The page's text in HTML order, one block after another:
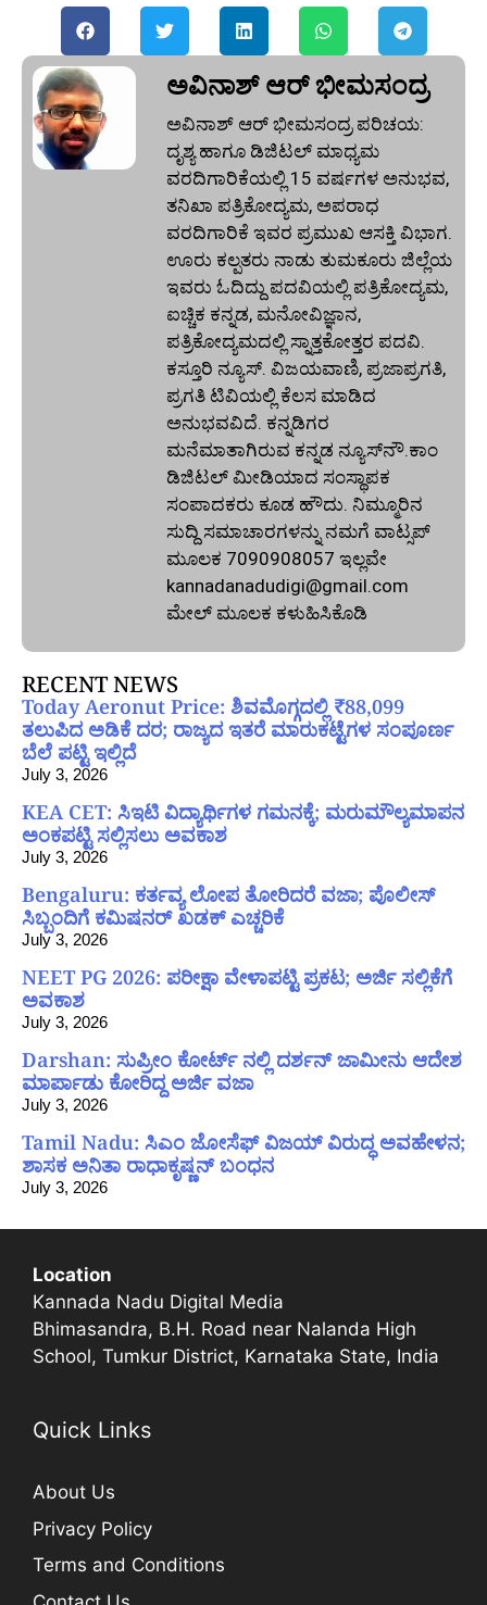
ಅವಿನಾಶ್‌ ಆರ್‌ ಭೀಮಸಂದ್ರ
ಅವಿನಾಶ್‌ ಆರ್‌ ಭೀಮಸಂದ್ರ ಪರಿಚಯ:
ದೃಶ್ಯ ಹಾಗೂ ಡಿಜಿಟಲ್ ಮಾಧ್ಯಮ
ವರದಿಗಾರಿಕೆಯಲ್ಲಿ 15 ವರ್ಷಗಳ ಅನುಭವ,
ತನಿಖಾ ಪತ್ರಿಕೋದ್ಯಮ, ಅಪರಾಧ
ವರದಿಗಾರಿಕೆ ಇವರ ಪ್ರಮುಖ ಆಸಕ್ತಿ ವಿಭಾಗ.
ಊರು ಕಲ್ಪತರು ನಾಡು ತುಮಕೂರು ಜಿಲ್ಲೆಯ
ಇವರು ಓದಿದ್ದು ಪದವಿಯಲ್ಲಿ ಪತ್ರಿಕೋದ್ಯಮ,
ಐಚ್ಚಿಕ ಕನ್ನಡ, ಮನೋವಿಜ್ಞಾನ,
ಪತ್ರಿಕೋದ್ಯಮದಲ್ಲಿ ಸ್ನಾತ್ತಕೋತ್ತರ ಪದವಿ.
ಕಸ್ತೂರಿ ನ್ಯೂಸ್‌. ವಿಜಯವಾಣಿ, ಪ್ರಜಾಪ್ರಗತಿ,
ಪ್ರಗತಿ ಟಿವಿಯಲ್ಲಿ ಕೆಲಸ ಮಾಡಿದ
ಅನುಭವವಿದೆ. ಕನ್ನಡಿಗರ
ಮನೆಮಾತಾಗಿರುವ ಕನ್ನಡ ನ್ಯೂಸ್‌ನೌ.ಕಾಂ
ಡಿಜಿಟಲ್‌ ಮೀಡಿಯಾದ ಸಂಸ್ಥಾಪಕ
ಸಂಪಾದಕರು ಕೂಡ ಹೌದು. ನಿಮ್ಮೂರಿನ
ಸುದ್ದಿ ಸಮಾಚಾರಗಳನ್ನು ನಮಗೆ ವಾಟ್ಸಪ್‌
ಮೂಲಕ 7090908057 ಇಲ್ಲವೇ
kannadanadudigi@gmail.com
ಮೇಲ್‌ ಮೂಲಕ ಕಳುಹಿಸಿಕೊಡಿ
RECENT NEWS
Today Aeronut Price: ಶಿವಮೊಗ್ಗದಲ್ಲಿ ₹88,099
ತಲುಪಿದ ಅಡಿಕೆ ದರ; ರಾಜ್ಯದ ಇತರೆ ಮಾರುಕಟ್ಟೆಗಳ ಸಂಪೂರ್ಣ
ಬೆಲೆ ಪಟ್ಟಿ ಇಲ್ಲಿದೆ
July 3, 2026
KEA CET: ಸಿಇಟಿ ವಿದ್ಯಾರ್ಥಿಗಳ ಗಮನಕ್ಕೆ; ಮರುಮೌಲ್ಯಮಾಪನ
ಅಂಕಪಟ್ಟಿ ಸಲ್ಲಿಸಲು ಅವಕಾಶ
July 3, 2026
Bengaluru: ಕರ್ತವ್ಯ ಲೋಪ ತೋರಿದರೆ ವಜಾ; ಪೊಲೀಸ್
ಸಿಬ್ಬಂದಿಗೆ ಕಮಿಷನರ್ ಖಡಕ್ ಎಚ್ಚರಿಕೆ
July 3, 2026
NEET PG 2026: ಪರೀಕ್ಷಾ ವೇಳಾಪಟ್ಟಿ ಪ್ರಕಟ; ಅರ್ಜಿ ಸಲ್ಲಿಕೆಗೆ
ಅವಕಾಶ
July 3, 2026
Darshan: ಸುಪ್ರೀಂ ಕೋರ್ಟ್ ನಲ್ಲಿ ದರ್ಶನ್ ಜಾಮೀನು ಆದೇಶ
ಮಾರ್ಪಾಡು ಕೋರಿದ್ದ ಅರ್ಜಿ ವಜಾ
July 3, 2026
Tamil Nadu: ಸಿಎಂ ಜೋಸೆಫ್ ವಿಜಯ್ ವಿರುದ್ಧ ಅವಹೇಳನ;
ಶಾಸಕ ಅನಿತಾ ರಾಧಾಕೃಷ್ಣನ್ ಬಂಧನ
July 3, 2026
Location
Kannada Nadu Digital Media
Bhimasandra, B.H. Road near Nalanda High
School, Tumkur District, Karnataka State, India
Quick Links
About Us
Privacy Policy
Terms and Conditions